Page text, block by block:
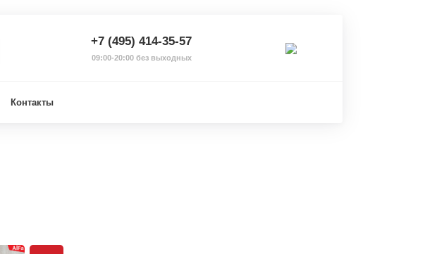
+7 (495) 414-35-57
09:00-20:00 без выходных
Контакты